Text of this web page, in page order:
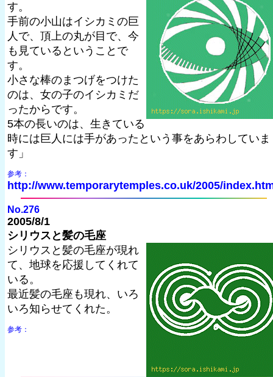
す。
手前の小山はイシカミの巨
人で、頂上の丸が目で、今
も見ているということで
す。
小さな棒のまつげをつけた
のは、女の子のイシカミだ
ったからです。
5本の長いのは、生きている
時には巨人には手があったという事をあらわしていま
す」
参考：
http://www.temporarytemples.co.uk/2005/
No.276
2005/8/1
シリウスと髪の毛座
シリウスと髪の毛座が現れ
て、地球を応援してくれて
いる。
最近髪の毛座も現れ、いろ
いろ知らせてくれた。
参考：